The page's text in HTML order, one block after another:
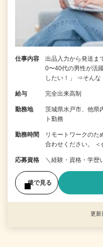
仕事内容
出品入力から発送ま
0〜40代の男性が活
したい！」 ⇒そん
給与 完全出来高制
勤務地
茨城県水戸市、他
ト勤務
勤務時間
リモートワークのた
合わせください。
応募資格 ＼経験・資格・学歴
後で見る
更新